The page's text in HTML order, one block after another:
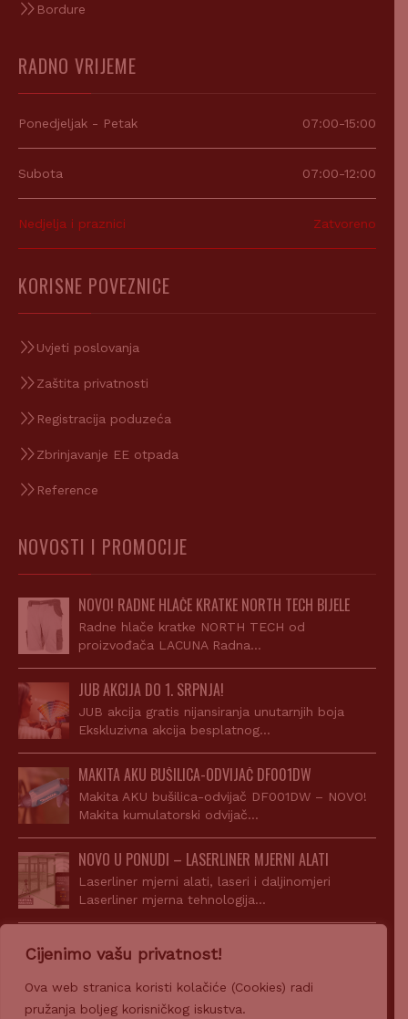
Cijenimo vašu privatnost!
Ova web stranica koristi kolačiće (Cookies) radi
pružanja boljeg korisničkog iskustva.
Bordure
RADNO VRIJEME
Ponedjeljak - Petak 07:00-15:00
Subota 07:00-12:00
Nedjelja i praznici Zatvoreno
KORISNE POVEZNICE
Uvjeti poslovanja
Zaštita privatnosti
Registracija poduzeća
Zbrinjavanje EE otpada
Reference
NOVOSTI I PROMOCIJE
NOVO! RADNE HLAČE KRATKE NORTH TECH BIJELE
Radne hlače kratke NORTH TECH od
proizvođača LACUNA Radna…
JUB AKCIJA DO 1. SRPNJA!
JUB akcija gratis nijansiranja unutarnjih boja
Ekskluzivna akcija besplatnog…
MAKITA AKU BUŠILICA-ODVIJAČ DF001DW
Makita AKU bušilica-odvijač DF001DW – NOVO!
Makita kumulatorski odvijač…
NOVO U PONUDI – LASERLINER MJERNI ALATI
Laserliner mjerni alati, laseri i daljinomjeri
Laserliner mjerna tehnologija…
AKCIJA! JUPOL CLASSIC 15L + SIGILL ACRYL
Uz kupnju JUPOL Classic 15l dobijete gratis Sigill
Acryl…